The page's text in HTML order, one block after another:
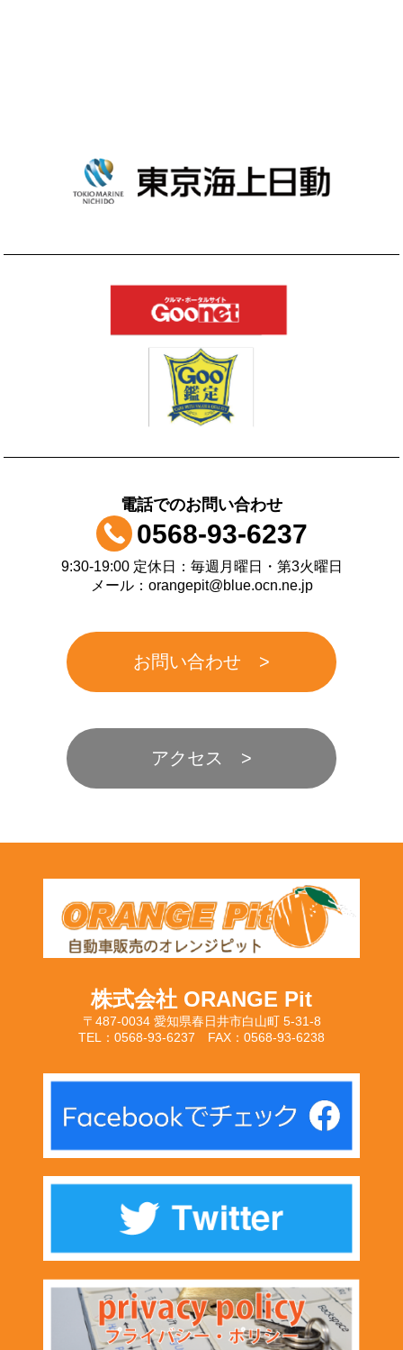
電話でのお問い合わせ
0568-93-6237
9:30-19:00 定休日：毎週月曜日・第3火曜日
メール：orangepit@blue.ocn.ne.jp
お問い合わせ
アクセス
株式会社 ORANGE Pit
〒487-0034 愛知県春日井市白山町 5-31-8
TEL：0568-93-6237 FAX：0568-93-6238